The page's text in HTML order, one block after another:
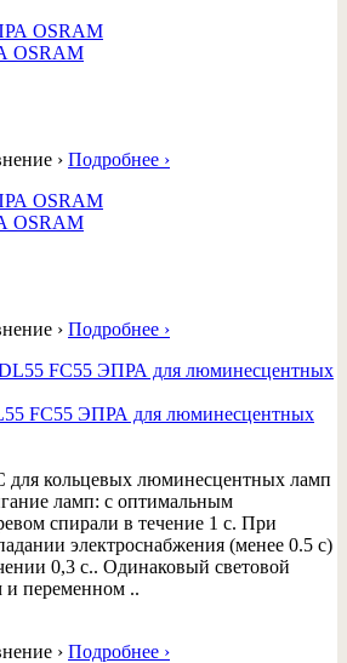
OSRAM
› Подробнее ›
OSRAM
› Подробнее ›
FC55 ЭПРА для люминесцентных
кольцевых люминесцентных ламп
ламп: с оптимальным
спирали в течение 1 с. При
электроснабжения (менее 0.5 с)
0,3 с.. Одинаковый световой
и переменном ..
› Подробнее ›